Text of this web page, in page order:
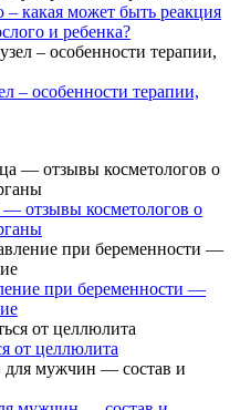
какая может быть реакция
и ребенка?
– особенности терапии,
отзывы косметологов о
при беременности —
от целлюлита